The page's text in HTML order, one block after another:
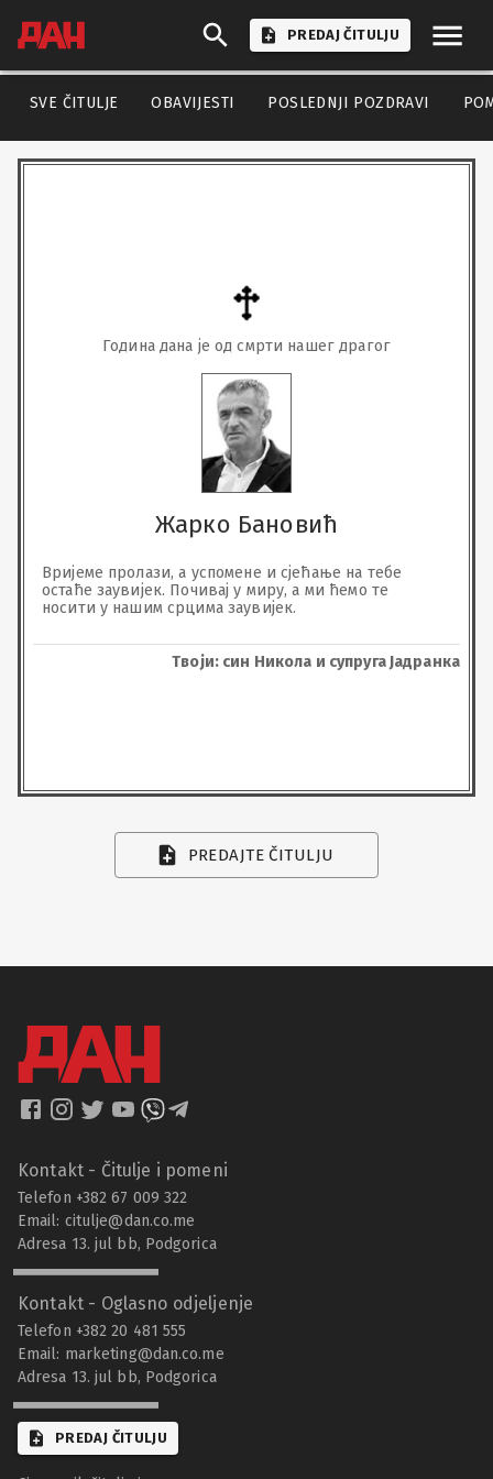
PREDAJ ČITULJU
SVE ČITULJE OBAVIJESTI POSLEDNJI POZDRAVI
Година дана је од смрти нашег драгог
Жарко Бановић
Вријеме пролази, а успомене и сјећање на тебе
остаће заувијек. Почивај у миру, а ми ћемо те
носити у нашим срцима заувијек.
Твоји: син Никола и супруга Јадранка
PREDAJTE ČITULJU
Kontakt - Čitulje i pomeni
Telefon +382 67 009 322
Email: citulje@dan.co.me
Adresa 13. jul bb, Podgorica
Kontakt - Oglasno odjeljenje
Telefon +382 20 481 555
Email: marketing@dan.co.me
Adresa 13. jul bb, Podgorica
PREDAJ ČITULJU